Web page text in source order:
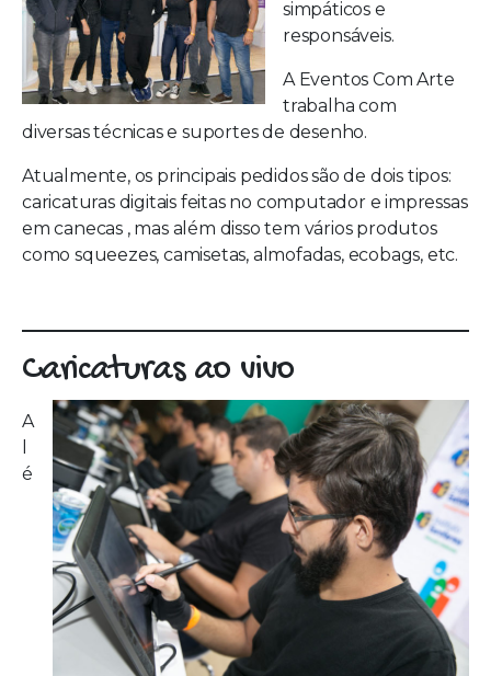
simpáticos e
responsáveis.
A Eventos Com Arte
trabalha com
diversas técnicas e suportes de desenho.
Atualmente, os principais pedidos são de dois tipos:
caricaturas digitais feitas no computador e impressas
em canecas , mas além disso tem vários produtos
como squeezes, camisetas, almofadas, ecobags, etc.
Caricaturas ao vivo
A
é